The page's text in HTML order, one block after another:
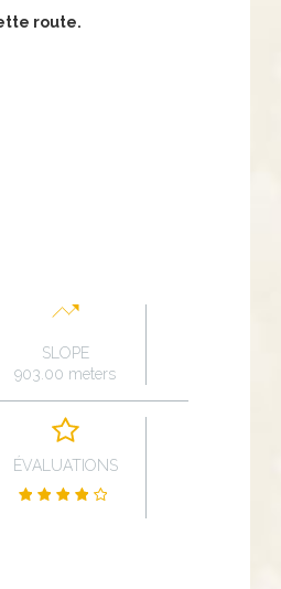
route.
SLOPE
903.00 meters
ÉVALUATIONS